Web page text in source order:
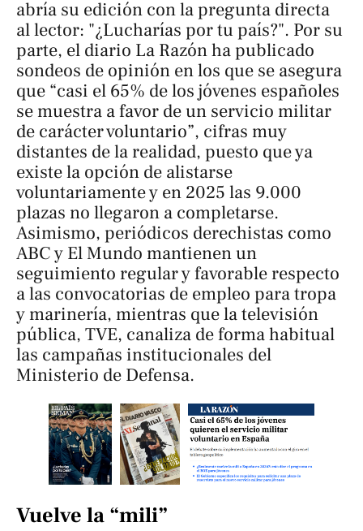
abría su edición con la pregunta directa
al lector: "¿Lucharías por tu país?". Por su
parte, el diario La Razón ha publicado
sondeos de opinión en los que se asegura
que “casi el 65% de los jóvenes españoles
se muestra a favor de un servicio militar
de carácter voluntario”, cifras muy
distantes de la realidad, puesto que ya
existe la opción de alistarse
voluntariamente y en 2025 las 9.000
plazas no llegaron a completarse.
Asimismo, periódicos derechistas como
ABC y El Mundo mantienen un
seguimiento regular y favorable respecto
a las convocatorias de empleo para tropa
y marinería, mientras que la televisión
pública, TVE, canaliza de forma habitual
las campañas institucionales del
Ministerio de Defensa.
Vuelve la “mili”